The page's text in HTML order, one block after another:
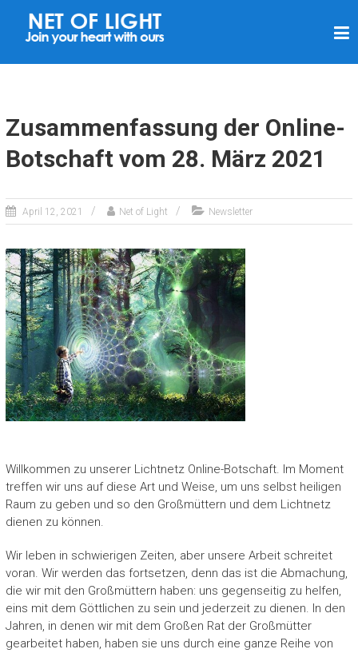
L
T
E
Z
Zusammenfassung der Online-
Botschaft vom 28. März 2021
April 12, 2021 Net of Light Newsletter
Willkommen zu unserer Lichtnetz Online-Botschaft. Im Moment
treffen wir uns auf diese Art und Weise, um uns selbst heiligen
Raum zu geben und so den Großmüttern und dem Lichtnetz
dienen zu können.
Wir leben in schwierigen Zeiten, aber unsere Arbeit schreitet
voran. Wir werden das fortsetzen, denn das ist die Abmachung,
die wir mit den Großmüttern haben: uns gegenseitig zu helfen,
eins mit dem Göttlichen zu sein und jederzeit zu dienen. In den
Jahren, in denen wir mit dem Großen Rat der Großmütter
gearbeitet haben, haben sie uns durch eine ganze Reihe von